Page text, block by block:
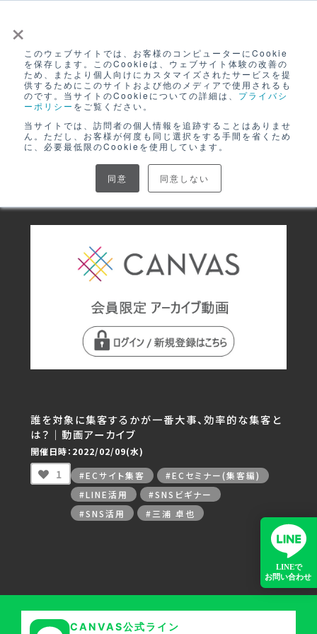
×
このウェブサイトでは、お客様のコンピューターにCookie
を保存します。このCookieは、ウェブサイト体験の改善の
ため、またより個人向けにカスタマイズされたサービスを提
供するためにこのサイトおよび他のメディアで使用されるも
のです。当サイトのCookieについての詳細は、 プライバシ
ーポリシー をご覧ください。
当サイトでは、訪問者の個人情報を追跡することはありませ
ん。ただし、お客様が何度も同じ選択をする手間を省くため
に、必要最低限のCookieを使用しています。
同意 同意しない
ログイン
無料アカウント登録
動画アーカイブ
#SNSビギナー
誰を対象に集客するかが一番大事、効率的な集客と
は？｜動画アーカイブ
開催日時：2022/02/09(水)
1 #ECサイト集客
#ECセミナー(集客編)
#LINE活用
#SNSビギナー
#SNS活用
#三浦 卓也
CANVAS公式ライン